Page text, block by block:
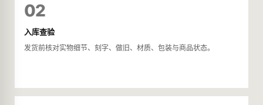
02
入库查验
发货前核对实物细节、刻字、做旧、材质、包装与商品状态。